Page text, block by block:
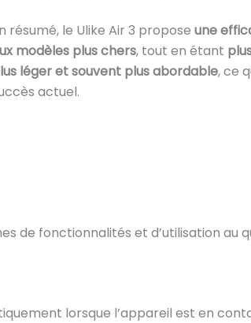
résumé, le Ulike Air 3 propose une
modèles plus chers, tout en étant
léger et souvent plus abordable, ce
actuel.
de fonctionnalités et d’utilisation au
lorsque l’appareil est en